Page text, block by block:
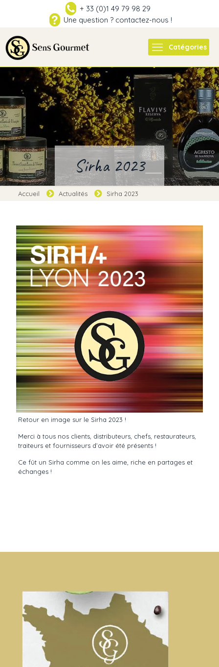
+ 33 (0)1 49 79 98 29
Une question ? contactez-nous !
Catégories
Sirha 2023
Accueil Actualités Sirha 2023
Retour en image sur le Sirha 2023 !
Merci à tous nos clients, distributeurs, chefs, restaurateurs,
traiteurs et fournisseurs d’avoir été présents !
Ce fût un Sirha comme on les aime, riche en partages et
échanges !